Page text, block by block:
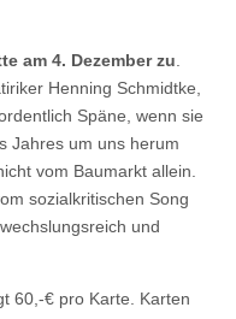
am 4. Dezember zu
Henning Schmidtke,
Späne, wenn sie
Jahres um uns herum
vom Baumarkt allein.
sozialkritischen Song
und
60,-€ pro Karte. Karten